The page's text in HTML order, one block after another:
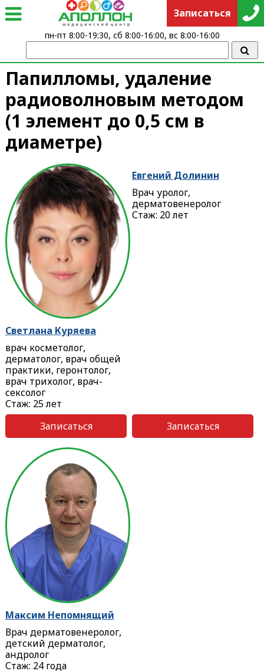
Папилломы, удаление
радиоволновым методом
(1 элемент до 0,5 см в
диаметре)
Светлана Куряева
врач косметолог,
дерматолог, врач общей
практики, геронтолог,
врач трихолог, врач-
сексолог
Стаж: 25 лет
Записаться
Евгений Долинин
Врач уролог,
дерматовенеролог
Стаж: 20 лет
Записаться
Максим Непомнящий
Врач дерматовенеролог,
детский дерматолог,
андролог
Стаж: 24 года
Записаться
пн-пт 8:00-19:30, сб 8:00-16:00, вс 8:00-16:00